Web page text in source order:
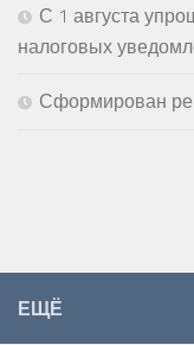
С 1 августа
налоговых
Сформирован
ЕЩЁ